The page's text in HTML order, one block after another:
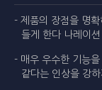
- 제품의 장점을 명확
들게 한다 나레이
- 매우 우수한 기능
같다는 인상을 강하